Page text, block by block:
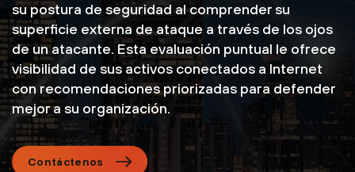
su postura de seguridad al comprender su
superficie externa de ataque a través de los ojos
de un atacante. Esta evaluación puntual le ofrece
visibilidad de sus activos conectados a Internet
con recomendaciones priorizadas para defender
mejor a su organización.
Contáctenos